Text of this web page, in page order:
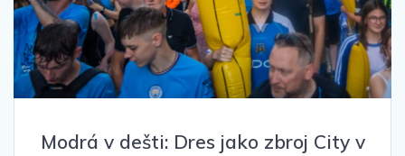
Modrá v dešti: Dres jako zbroj City v